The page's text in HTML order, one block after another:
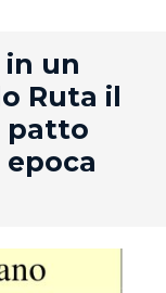
in un
Ruta il
patto